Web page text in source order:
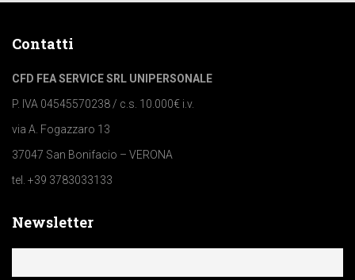
Contatti
CFD FEA SERVICE SRL UNIPERSONALE
P. IVA 04545570238 / c.s. 10.000€ i.v.
via A. Fogazzaro 13
37047 San Bonifacio – VERONA
tel. +39 3783033133
Newsletter